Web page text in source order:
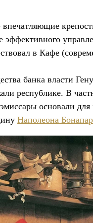
эффективного
в Кафе
банка власти
республике. В
основали
Наполеона